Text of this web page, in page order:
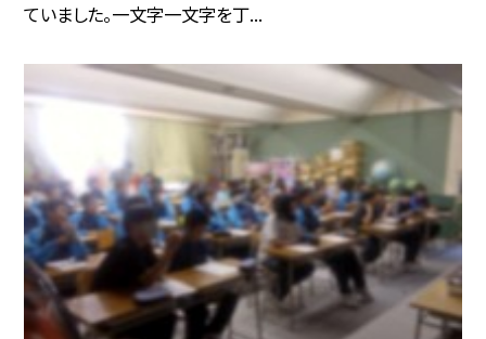
ていました。一文字一文字を丁...